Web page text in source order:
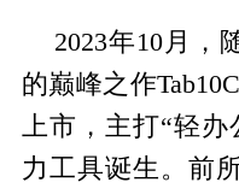
2023年10月，
的巅峰之作
上市，主打“轻办
力工具诞生。前